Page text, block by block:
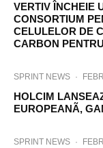
VERTIV ÎNCHEIE
CONSORTIUM
CELULELOR DE
CARBON
SPRINT NEWS ·
HOLCIM
EUROPEANÃ,
SPRINT NEWS ·